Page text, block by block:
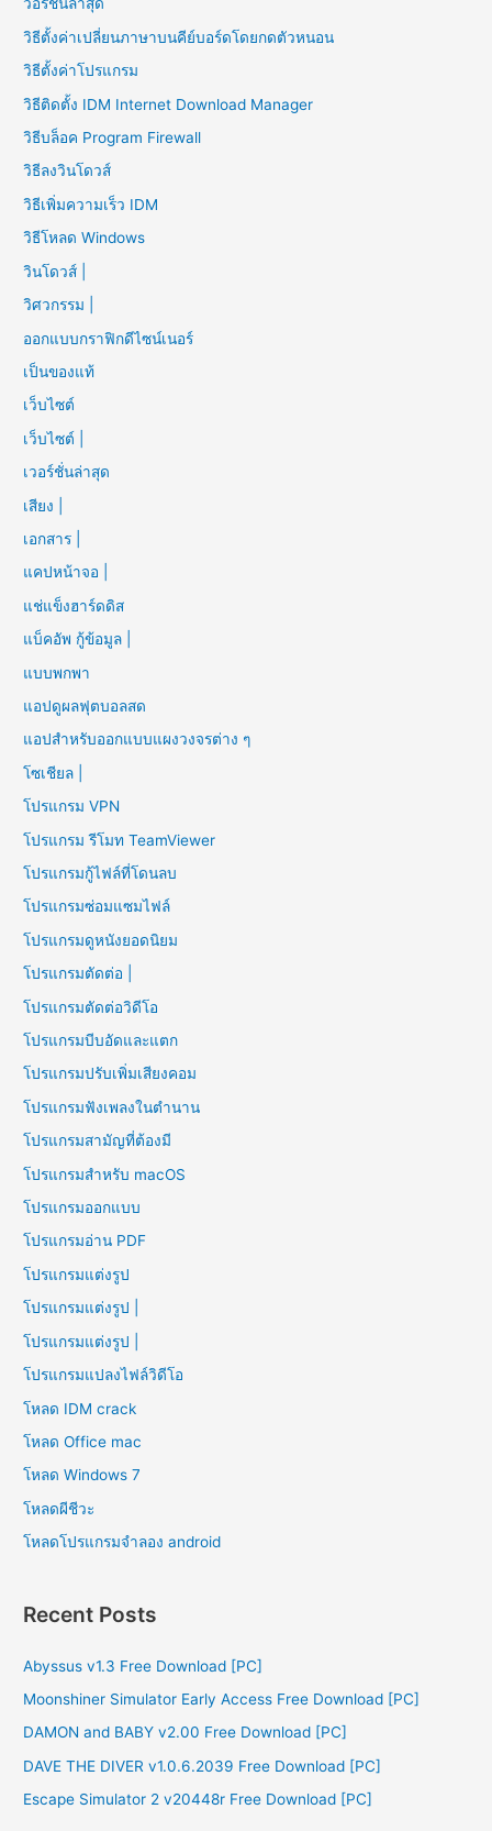
วอร์ชั่นล่าสุด
วิธีตั้งค่าเปลี่ยนภาษาบนคีย์บอร์ดโดยกดตัวหนอน
วิธีตั้งค่าโปรแกรม
วิธีติดตั้ง IDM Internet Download Manager
วิธีบล็อค Program Firewall
วิธีลงวินโดวส์
วิธีเพิ่มความเร็ว IDM
วิธีโหลด Windows
วินโดวส์ |
วิศวกรรม |
ออกแบบกราฟิกดีไซน์เนอร์
เป็นของแท้
เว็บไซต์
เว็บไซต์ |
เวอร์ชั่นล่าสุด
เสียง |
เอกสาร |
แคปหน้าจอ |
แช่แข็งฮาร์ดดิส
แบ็คอัพ กู้ข้อมูล |
แบบพกพา
แอปดูผลฟุตบอลสด
แอปสำหรับออกแบบแผงวงจรต่าง ๆ
โซเชียล |
โปรแกรม VPN
โปรแกรม รีโมท TeamViewer
โปรแกรมกู้ไฟล์ที่โดนลบ
โปรแกรมซ่อมแซมไฟล์
โปรแกรมดูหนังยอดนิยม
โปรแกรมตัดต่อ |
โปรแกรมตัดต่อวิดีโอ
โปรแกรมบีบอัดและแตก
โปรแกรมปรับเพิ่มเสียงคอม
โปรแกรมฟังเพลงในตำนาน
โปรแกรมสามัญที่ต้องมี
โปรแกรมสำหรับ macOS
โปรแกรมออกแบบ
โปรแกรมอ่าน PDF
โปรแกรมแต่งรูป
โปรแกรมแต่งรูป |
โปรแกรมแต่งรูป |
โปรแกรมแปลงไฟล์วิดีโอ
โหลด IDM crack
โหลด Office mac
โหลด Windows 7
โหลดผีชีวะ
โหลดโปรแกรมจําลอง android
Recent Posts
Abyssus v1.3 Free Download [PC]
Moonshiner Simulator Early Access Free Download [PC]
DAMON and BABY v2.00 Free Download [PC]
DAVE THE DIVER v1.0.6.2039 Free Download [PC]
Escape Simulator 2 v20448r Free Download [PC]